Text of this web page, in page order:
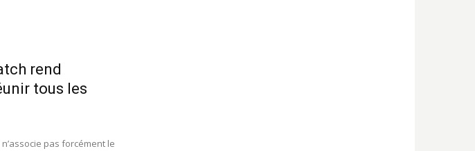
rend
tous les
pas forcément le